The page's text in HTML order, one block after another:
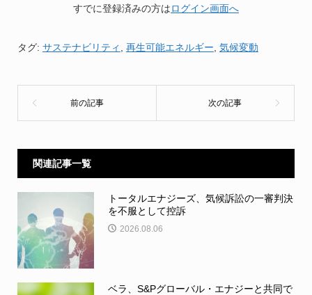
すでに登録済みの方はログイン画面へ
タグ: サステナビリティ 再生可能エネルギー 気候変動
関連記事一覧
トータルエナジーズ、気候訴訟の一審判決
を不服として控訴
2026.08.06
ベラ、S&Pグローバル・エナジーと共同で